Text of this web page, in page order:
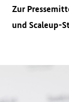
Zur
und Scaleup-